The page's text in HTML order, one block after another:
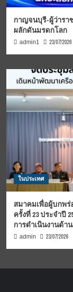
กาญจนบุรี-ผู้ว่ารา
ผลักดันมรดกโลก
admin1 23/07/2026
ในประเทศ
สมาคมเพื่อผู้บกพ
ครั้งที่ 23 ประจำปี
การดำเนินงานด้า
admin 23/07/2026